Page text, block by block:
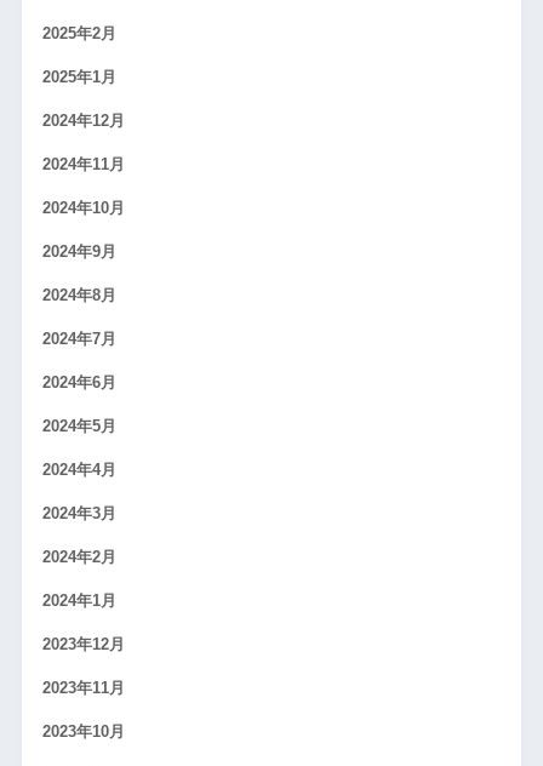
2025年2月
2025年1月
2024年12月
2024年11月
2024年10月
2024年9月
2024年8月
2024年7月
2024年6月
2024年5月
2024年4月
2024年3月
2024年2月
2024年1月
2023年12月
2023年11月
2023年10月